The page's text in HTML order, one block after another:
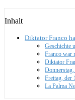
Inhalt
Diktator Franco
Geschichte
Franco war
Diktator
Freitag, der
La Palma